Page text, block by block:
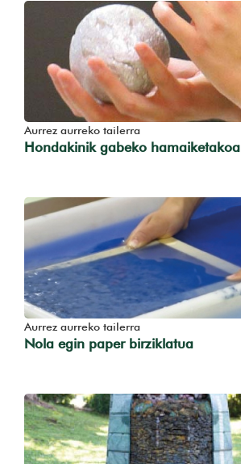
Aurrez aurreko tailerra
Hondakinik gabeko hamaiketakoa
Aurrez aurreko tailerra
Nola egin paper birziklatua